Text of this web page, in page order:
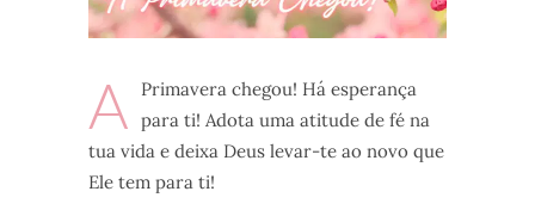
A
Primavera chegou! Há esperança
para ti! Adota uma atitude de fé na
tua vida e deixa Deus levar-te ao novo que
Ele tem para ti!